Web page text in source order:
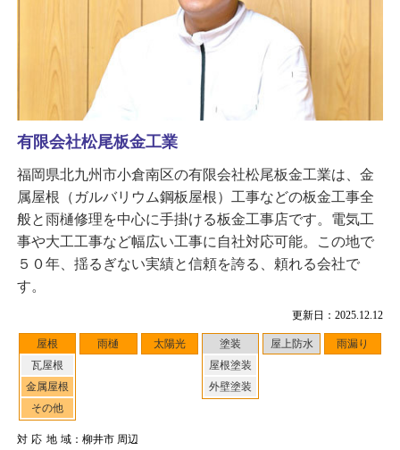
更新日：2025.12.12
屋根
瓦屋根
金属屋根
その他
雨樋 太陽光
塗装
屋根塗装
外壁塗装
屋上防水 雨漏り
対応地域：柳井市 周辺
有限会社松尾板金工業
福岡県北九州市小倉南区の有限会社松尾板金工業は、金
属屋根（ガルバリウム鋼板屋根）工事などの板金工事全
般と雨樋修理を中心に手掛ける板金工事店です。電気工
事や大工工事など幅広い工事に自社対応可能。この地で
５０年、揺るぎない実績と信頼を誇る、頼れる会社で
す。